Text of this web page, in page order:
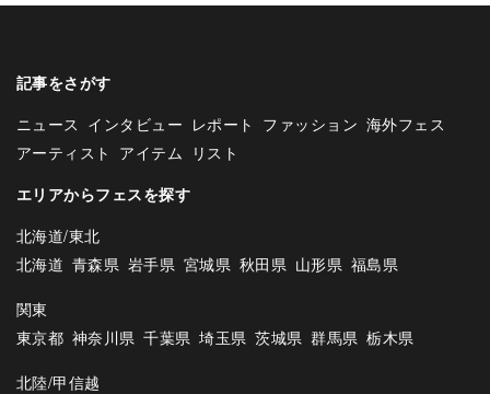
記事をさがす
ニュース インタビュー レポート ファッション 海外フェス
アーティスト アイテム
リスト
エリアからフェスを探す
北海道/東北
北海道 青森県 岩手県 宮城県 秋田県 山形県 福島県
関東
東京都 神奈川県 千葉県 埼玉県 茨城県 群馬県 栃木県
北陸/甲信越